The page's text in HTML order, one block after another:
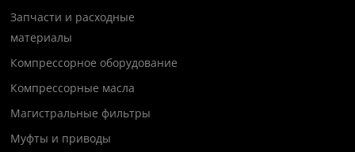
Запчасти и расходные
материалы
Компрессорное оборудование
Компрессорные масла
Магистральные фильтры
Муфты и приводы